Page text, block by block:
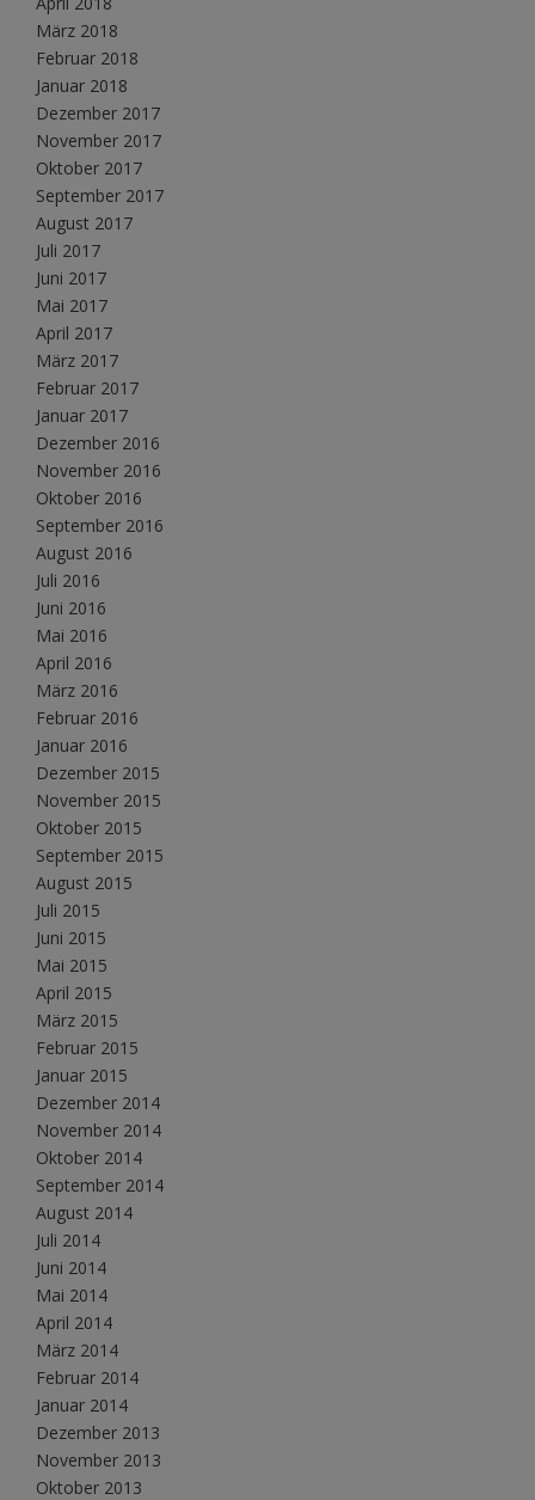
März 2018
Februar 2018
Januar 2018
Dezember 2017
November 2017
Oktober 2017
September 2017
August 2017
Juli 2017
Juni 2017
Mai 2017
April 2017
März 2017
Februar 2017
Januar 2017
Dezember 2016
November 2016
Oktober 2016
September 2016
August 2016
Juli 2016
Juni 2016
Mai 2016
April 2016
März 2016
Februar 2016
Januar 2016
Dezember 2015
November 2015
Oktober 2015
September 2015
August 2015
Juli 2015
Juni 2015
Mai 2015
April 2015
März 2015
Februar 2015
Januar 2015
Dezember 2014
November 2014
Oktober 2014
September 2014
August 2014
Juli 2014
Juni 2014
Mai 2014
April 2014
März 2014
Februar 2014
Januar 2014
Dezember 2013
November 2013
Oktober 2013